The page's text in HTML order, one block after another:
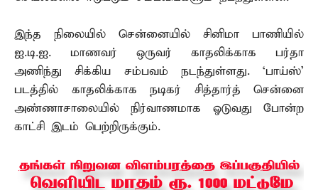
இந்த நிலையில் சென்னையில் சினிமா பாணியில்
ஐ.டி.ஐ. மாணவர் ஒருவர் காதலிக்காக பர்தா
அணிந்து சிக்கிய சம்பவம் நடந்துள்ளது. ‘பாய்ஸ்’
படத்தில் காதலிக்காக நடிகர் சித்தார்த் சென்னை
அண்ணாசாலையில் நிர்வாணமாக ஓடுவது போன்ற
காட்சி இடம் பெற்றிருக்கும்.